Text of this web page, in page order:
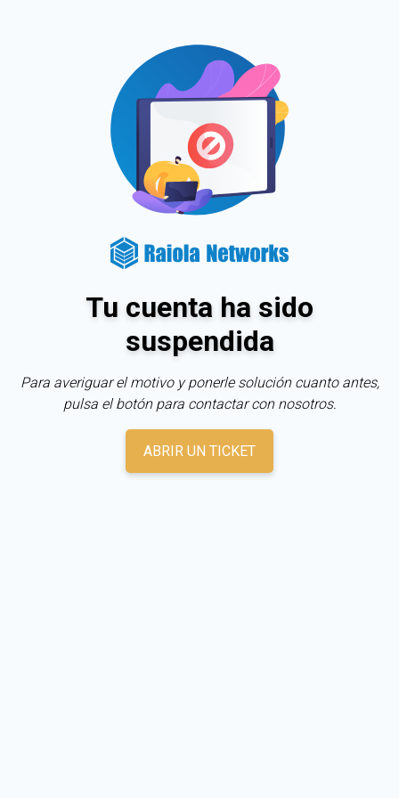
Tu cuenta ha sido
suspendida
Para averiguar el motivo y ponerle solución cuanto antes,
pulsa el botón para contactar con nosotros.
ABRIR UN TICKET